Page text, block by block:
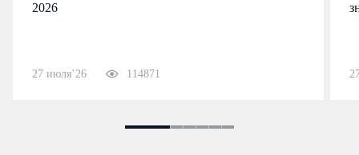
2026
27 июля’26 114871